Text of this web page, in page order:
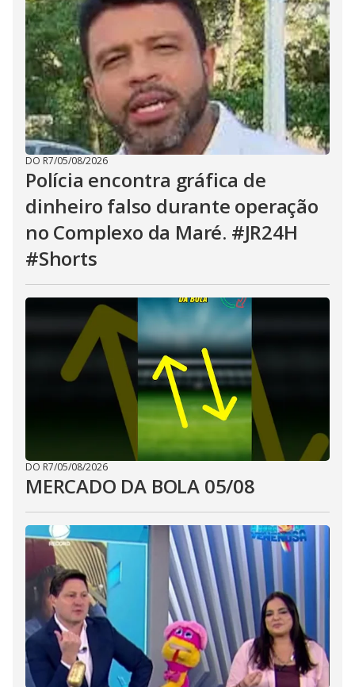
DO R7/05/08/2026
Polícia encontra gráfica de
dinheiro falso durante operação
no Complexo da Maré. #JR24H
#Shorts
DO R7/05/08/2026
MERCADO DA BOLA 05/08